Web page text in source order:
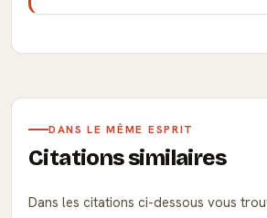
DANS LE MÊME ESPRIT
Citations similaires
Dans les citations ci-dessous vous